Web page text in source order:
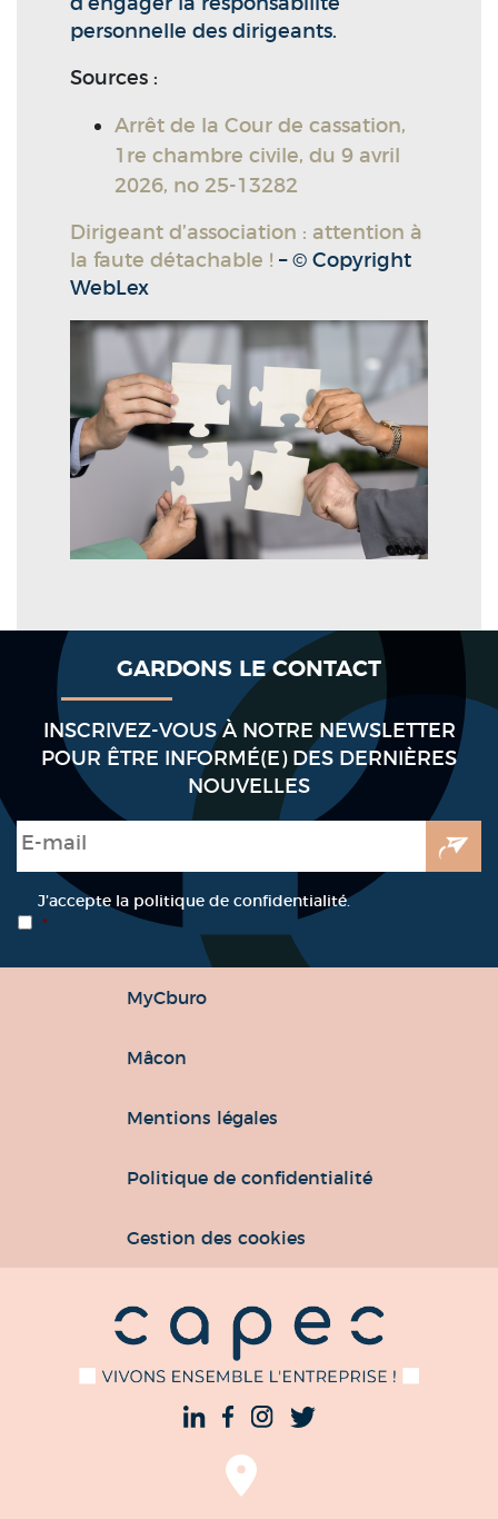
personnelle des dirigeants.
Sources :
Arrêt de la Cour de cassation,
1re chambre civile, du 9 avril
2026, no 25-13282
Dirigeant d’association : attention à
la faute détachable ! – © Copyright
WebLex
GARDONS LE CONTACT
INSCRIVEZ-VOUS À NOTRE NEWSLETTER
POUR ÊTRE INFORMÉ(E) DES DERNIÈRES
NOUVELLES
E-mail
RGPD *
J’accepte la politique de confidentialité.
*
MyCburo
Mâcon
Mentions légales
Politique de confidentialité
Gestion des cookies